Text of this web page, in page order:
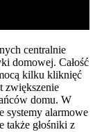
centralnie
domowej. Całość
kilku kliknięć
zwiększenie
domu. W
systemy alarmowe
także głośniki z